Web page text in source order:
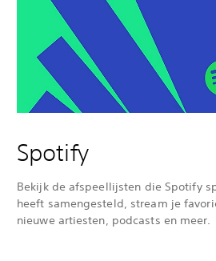
Spotify
Bekijk de afspeellijsten die Spotify
heeft samengesteld, stream je
nieuwe artiesten, podcasts en meer.